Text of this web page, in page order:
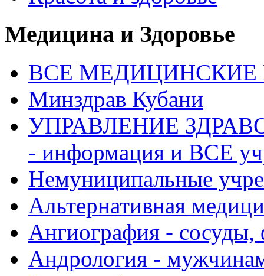
Медицина и Здоровье
ВСЕ МЕДИЦИНСКИЕ
Минздрав Кубани
УПРАВЛЕНИЕ
- информация и ВСЕ
Немуниципальные
Альтернативная
Ангиография - сосуды,
Андрология -